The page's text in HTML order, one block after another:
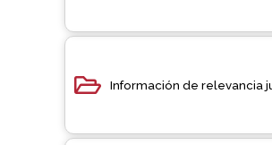
Información de relevancia